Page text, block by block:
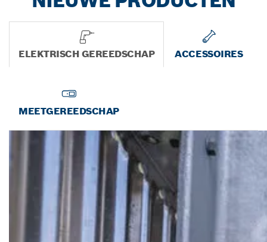
ELEKTRISCH GEREEDSCHAP ACCESSOIRES
MEETGEREEDSCHAP